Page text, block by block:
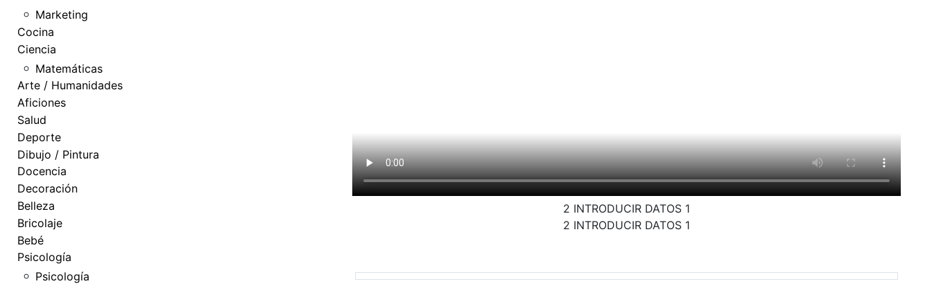
Marketing
Cocina
Ciencia
Matemáticas
Arte / Humanidades
Aficiones
Salud
Deporte
Dibujo / Pintura
Docencia
Decoración
Belleza
Bricolaje
Bebé
Psicología
Psicología
2 INTRODUCIR DATOS 1
2 INTRODUCIR DATOS 1